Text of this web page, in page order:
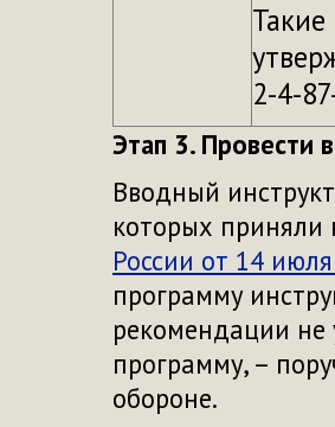
2-4-
Этап 3. Провести
Вводный
которых приняли
России от 14
программу
рекомендации не
программу, –
обороне.